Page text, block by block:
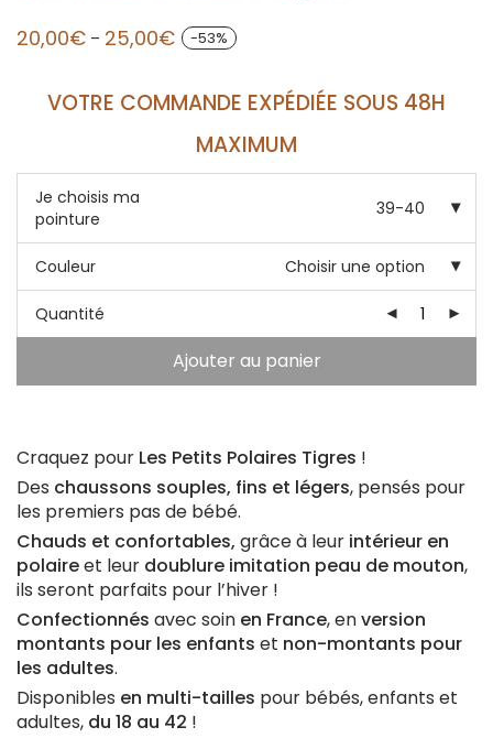
20,00€ – 25,00€ -53%
Craquez pour Les Petits Polaires Tigres !
Des chaussons souples, fins et légers, pensés pour
les premiers pas de bébé.
Chauds et confortables, grâceà leur intérieur en
polaireet leur doublure imitation peau de mouton,
ils seront parfaits pour l’hiver !
Confectionnés avec soin en France, enversion
montants pour les enfants et non-montants pour
les adultes.
Disponibles en multi-tailles pour bébés, enfants et
adultes, du 18 au 42 !
VOTRE COMMANDE EXPÉDIÉE SOUS 48H
MAXIMUM
Je choisis ma
pointure
39-40
Couleur Choisir une option
Quantité
Ajouter au panier